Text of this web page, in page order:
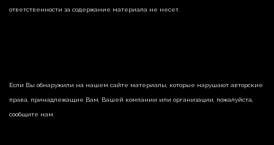
ответственности за содержание материала не несет.
Если Вы обнаружили на нашем сайте материалы, которые нарушают авторские
права, принадлежащие Вам, Вашей компании или организации, пожалуйста,
сообщите нам.